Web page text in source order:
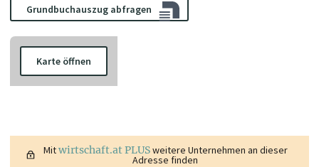
Grundbuchauszug abfragen
Karte öffnen
Mitwirtschaft.at PLUSweitere Unternehmen an dieser
Adresse finden